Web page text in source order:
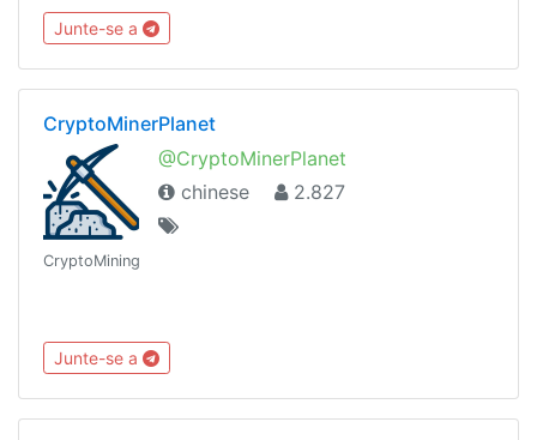
@homeassiant666MacOS/Hackintosh： @justice996Nas交流
群： @Nas699谷歌云|微软云|阿里云|亚马逊云|各种云☁️交流
群： @Server699分享沉淀： @theguideoftelegram
Junte-se a
CryptoMinerPlanet
@CryptoMinerPlanet
chinese
2.827
CryptoMining
Junte-se a